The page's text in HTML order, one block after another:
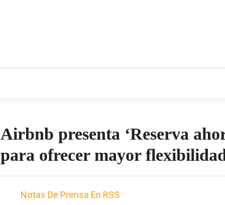
Airbnb presenta ‘Reserva
para ofrecer mayor
Notas De Prensa En RSS